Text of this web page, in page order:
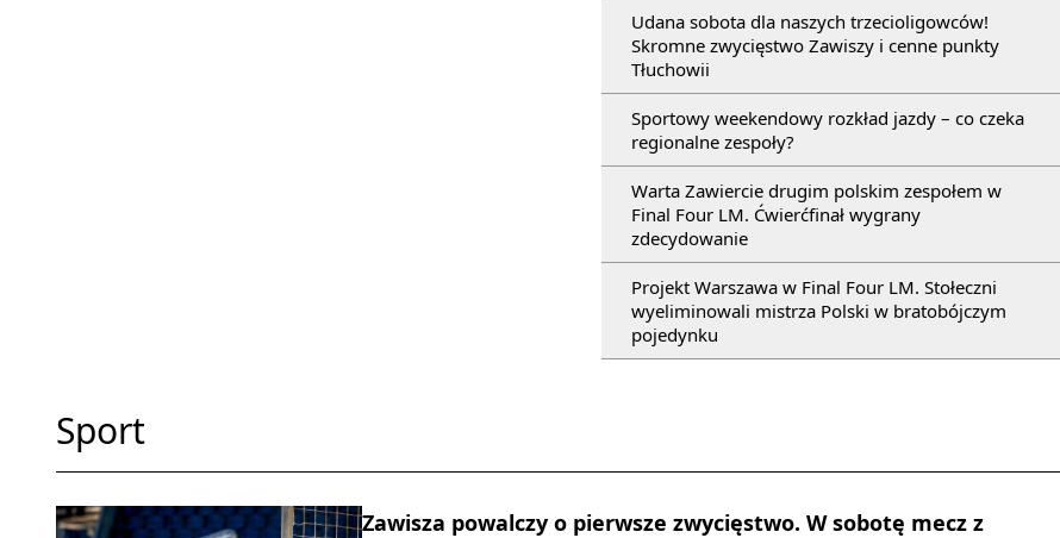
Udana sobota dla naszych trzecioligowców!
Skromne zwycięstwo Zawiszy i cenne punkty
Tłuchowii
Sportowy weekendowy rozkład jazdy – co czeka
regionalne zespoły?
Warta Zawiercie drugim polskim zespołem w
Final Four LM. Ćwierćfinał wygrany
zdecydowanie
Projekt Warszawa w Final Four LM. Stołeczni
wyeliminowali mistrza Polski w bratobójczym
pojedynku
Sport
Zawisza powalczy o pierwsze zwycięstwo. W sobotę mecz z